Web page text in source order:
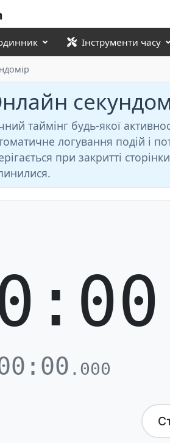
Інструменти часу
таймінг будь-якої
логування подій і
при закритті
.000